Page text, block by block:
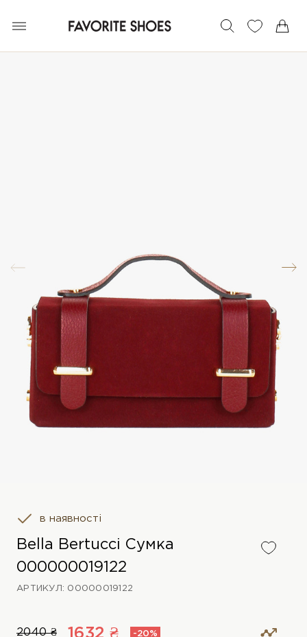
в наявності
Bella Bertucci Сумка
000000019122
АРТИКУЛ: 00000019122
2040 ₴ 1632 ₴ -20%